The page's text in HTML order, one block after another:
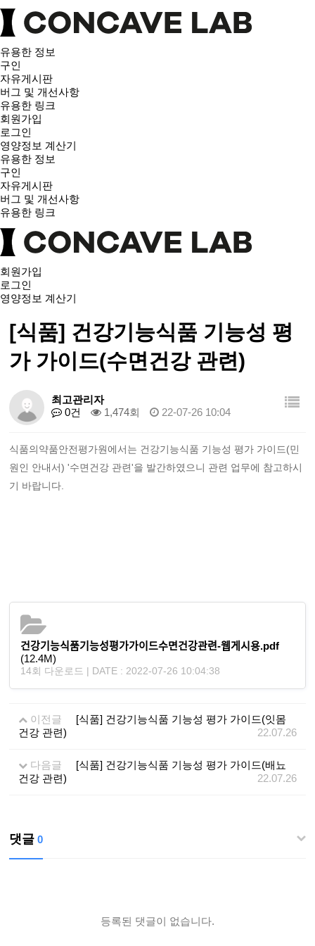
유용한 정보
구인
자유게시판
버그 및 개선사항
유용한 링크
회원가입
로그인
영양정보 계산기
유용한 정보
구인
자유게시판
버그 및 개선사항
유용한 링크
회원가입
로그인
영양정보 계산기
[식품] 건강기능식품 기능성 평
가 가이드(수면건강 관련)
최고관리자
0건
1,474회 22-07-26 10:04
식품의약품안전평가원에서는 건강기능식품 기능성 평가 가이드(민
원인 안내서) '수면건강 관련'을 발간하였으니 관련 업무에 참고하시
기 바랍니다.
건강기능식품기능성평가가이드수면건강관련-웹게시용.pdf
(12.4M)
14회 다운로드 | DATE : 2022-07-26 10:04:38
이전글
[식품] 건강기능식품 기능성 평가 가이드(잇몸
건강 관련)
22.07.26
다음글
[식품] 건강기능식품 기능성 평가 가이드(배뇨
건강 관련)
22.07.26
댓글 0
등록된 댓글이 없습니다.